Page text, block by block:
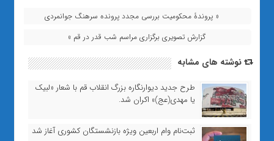
« پروندۀ محکومیت بررسی مجدد پرونده سرهنگ جوانمردی
گزارش تصویری برگزاری مراسم شب قدر در قم »
نوشته های مشابه
طرح جدید دیوارنگاره بزرگ انقلاب قم با شعار «لبیک
یا مهدی(عج)» اکران شد.
ثبت‌نام وام اربعین ویژه بازنشستگان کشوری آغاز شد